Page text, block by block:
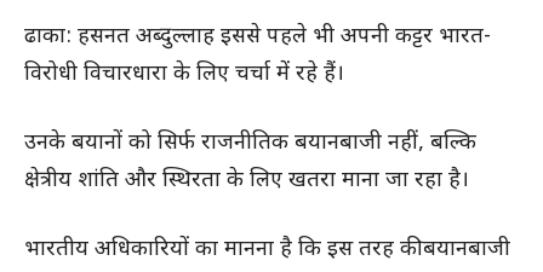
ढाका: हसनत अब्दुल्लाह इससे पहले भी अपनी कट्टर भारत-
विरोधी विचारधारा के लिए चर्चा में रहे हैं।
उनके बयानों को सिर्फ राजनीतिक बयानबाजी नहीं, बल्कि
क्षेत्रीय शांति और स्थिरता के लिए खतरा माना जा रहा है।
भारतीय अधिकारियों का मानना है कि इस तरह की बयानबाजी